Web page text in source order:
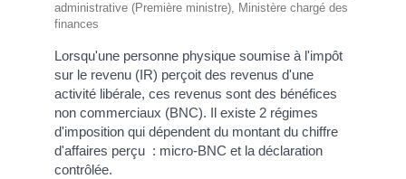
administrative (Première ministre), Ministère chargé des
finances
Lorsqu'une personne physique soumise à l'impôt
sur le revenu (IR) perçoit des revenus d'une
activité libérale, ces revenus sont des bénéfices
non commerciaux (BNC). Il existe 2 régimes
d'imposition qui dépendent du montant du chiffre
d'affaires perçu : micro-BNC et la déclaration
contrôlée.